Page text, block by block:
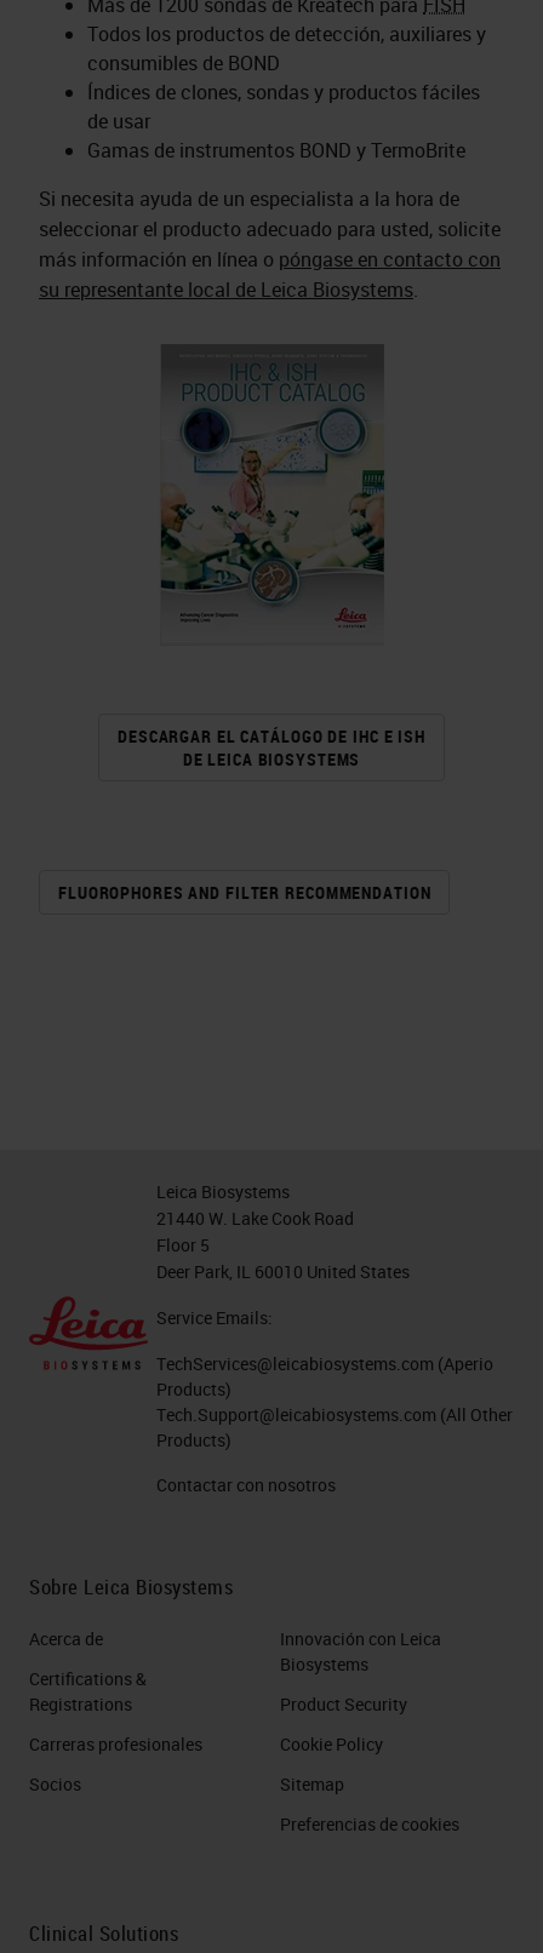
Todos los productos de detección, auxiliares y
consumibles de BOND
Índices de clones, sondas y productos fáciles
de usar
Gamas de instrumentos BOND y TermoBrite
Si necesita ayuda de un especialista a la hora de
seleccionar el producto adecuado para usted, solicite
más información en línea o póngase en contacto con
su representante local de Leica Biosystems.
DESCARGAR EL CATÁLOGO DE IHC E ISH
DE LEICA BIOSYSTEMS
FLUOROPHORES AND FILTER RECOMMENDATION
Leica Biosystems
21440 W. Lake Cook Road
Floor 5
Deer Park, IL 60010 United States
Service Emails:
TechServices@leicabiosystems.com (Aperio
Products)
Tech.Support@leicabiosystems.com (All Other
Products)
Contactar con nosotros
Sobre Leica Biosystems
Acerca de
Certifications &
Registrations
Carreras profesionales
Socios
Innovación con Leica
Biosystems
Product Security
Cookie Policy
Sitemap
Preferencias de cookies
Clinical Solutions